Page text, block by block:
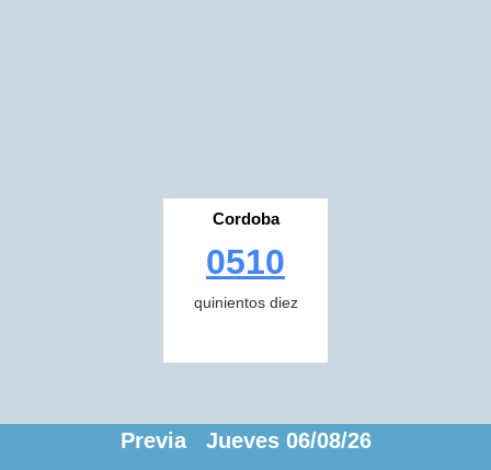
Cordoba
0510
quinientos diez
Previa Jueves 06/08/26